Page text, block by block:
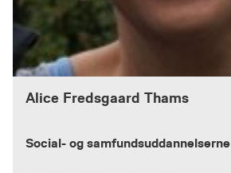
Alice Fredsgaard Thams
Social- og samfundsuddannelserne